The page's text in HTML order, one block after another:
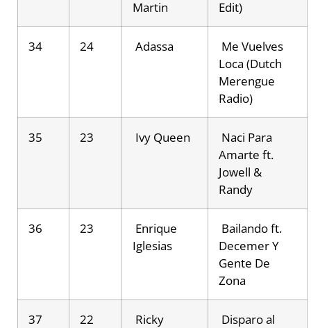
Martin
Edit)
34 24 Adassa
Me Vuelves
Loca (Dutch
Merengue
Radio)
35 23 Ivy Queen
Naci Para
Amarte ft.
Jowell &
Randy
36 23
Enrique
Iglesias
Bailando ft.
Decemer Y
Gente De
Zona
37 22
Ricky
Disparo al